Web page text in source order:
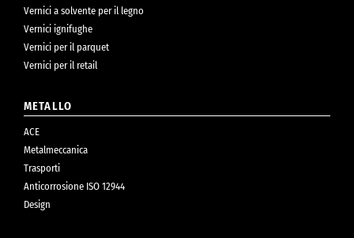
Vernici a solvente per il legno
Vernici ignifughe
Vernici per il parquet
Vernici per il retail
METALLO
ACE
Metalmeccanica
Trasporti
Anticorrosione ISO 12944
Design